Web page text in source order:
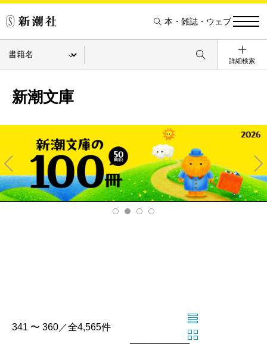
本・雑誌・ウェブ
詳細検索
新潮文庫
Pre
v
Ne
xt
341 〜 360／全4,565件